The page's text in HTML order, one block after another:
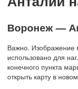
Воронеж —
Важно. Изображение
использовано для
конечного пункта
открыть карту в